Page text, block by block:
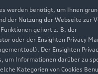
werden benötigt, um Ihnen
der Nutzung der Webseite zur
gehört z. B. der
oder der Ensighten Privacy
Der Ensighten
um Informationen darüber zu
Kategorien von Cookies
,öffnet amMontag